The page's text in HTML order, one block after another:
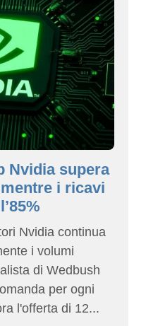
Nvidia supera
i ricavi
Nvidia continua
i volumi
di Wedbush
per ogni
l'offerta di 12...